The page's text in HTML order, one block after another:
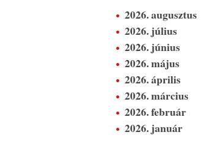
2026. augusztus
2026. július
2026. június
2026. május
2026. április
2026. március
2026. február
2026. január